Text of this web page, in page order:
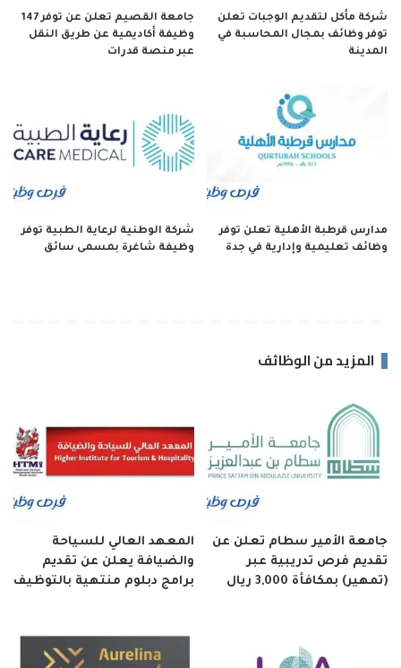
شركة مأكل لتقديم الوجبات تعلن
توفر وظائف بمجال المحاسبة في
المدينة
جامعة القصيم تعلن عن توفر 147
وظيفة أكاديمية عن طريق النقل
عبر منصة قدرات
مدارس قرطبة الأهلية تعلن توفر
وظائف تعليمية وإدارية في جدة
شركة الوطنية لرعاية الطبية توفر
وظيفة شاغرة بمسمى سائق
المزيد من الوظائف
جامعة الأمير سطام تعلن عن
تقديم فرص تدريبية عبر
(تمهير) بمكافأة 3,000 ريال
المعهد العالي للسياحة
والضيافة يعلن عن تقديم
برامج دبلوم منتهية بالتوظيف